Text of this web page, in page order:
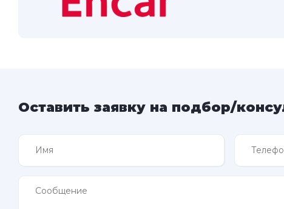
Оставить заявку на подбор/